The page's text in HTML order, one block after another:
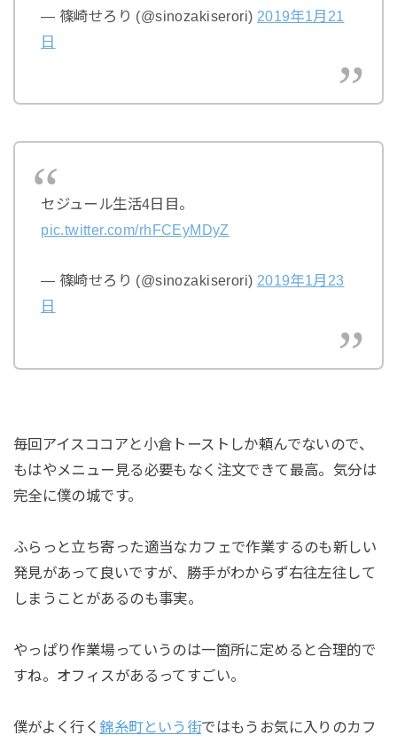
— 篠崎せろり (@sinozakiserori) 2019年1月21
日
セジュール生活4日目。
pic.twitter.com/rhFCEyMDyZ
— 篠崎せろり (@sinozakiserori) 2019年1月23
日
毎回アイスココアと小倉トーストしか頼んでないので、
もはやメニュー見る必要もなく注文できて最高。気分は
完全に僕の城です。
ふらっと立ち寄った適当なカフェで作業するのも新しい
発見があって良いですが、勝手がわからず右往左往して
しまうことがあるのも事実。
やっぱり作業場っていうのは一箇所に定めると合理的で
すね。オフィスがあるってすごい。
僕がよく行く 錦糸町という街ではもうお気に入りのカフ